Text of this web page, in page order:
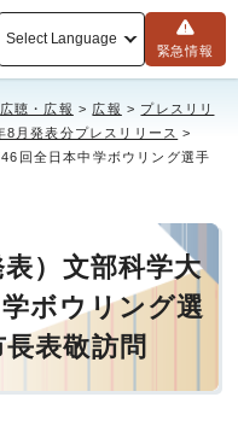
Select Language
緊急情報
広聴・広報 > 広報 > プレスリリ
8月発表分プレスリリース >
回全日本中学ボウリング選手
表）文部科学大
ボウリング選
表敬訪問